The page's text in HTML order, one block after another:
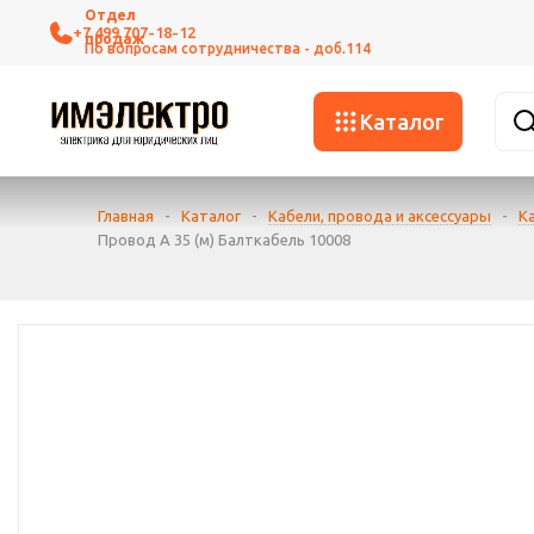
+7 499 707-18-12
Каталог
Главная - Каталог - Кабели, провода и аксессуары -
Провод А 35 (м) Балткабель 10008